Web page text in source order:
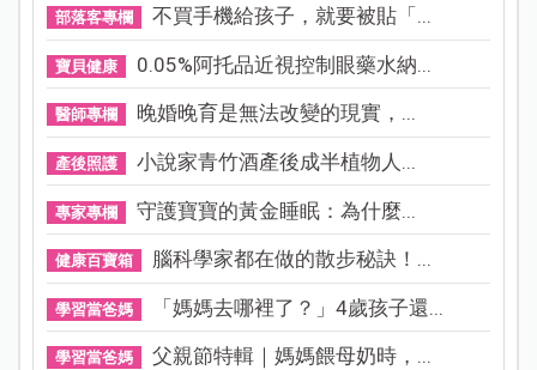
部落客專欄 不買手機給孩子，就要被貼「...
寶貝健康 0.05%阿托品近視控制眼藥水納...
醫師專欄 晚婚晚育是無法改變的現實，...
產後照護 小說家青竹酒產後成半植物人...
專家專欄 守護寶寶的黃金睡眠：為什麼...
健康百寶箱 腦科學家都在做的散步秘訣！...
學習當爸媽 「媽媽去哪裡了？」4歲孩子還...
學習當爸媽 父親節特輯｜媽媽餵母奶時，...